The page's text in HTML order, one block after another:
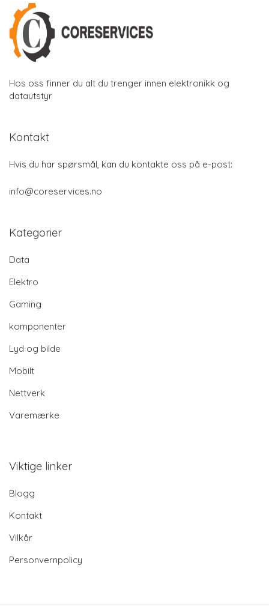
Hos oss finner du alt du trenger innen elektronikk og
datautstyr
Kontakt
Hvis du har spørsmål, kan du kontakte oss på e-post:
info@coreservices.no
Kategorier
Data
Elektro
Gaming
komponenter
Lyd og bilde
Mobilt
Nettverk
Varemærke
Viktige linker
Blogg
Kontakt
Vilkår
Personvernpolicy